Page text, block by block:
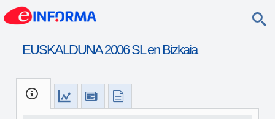
EUSKALDUNA 2006 SL en Bizkaia